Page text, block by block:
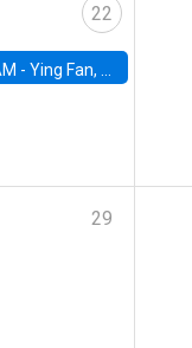
22
-Ying Fan, University of Michigan
29